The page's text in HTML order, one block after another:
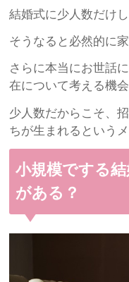
結婚式に少人数だけ
そうなると必然的に
さらに本当にお世話
在について考える機
少人数だからこそ、
ちが生まれるという
小規模でする結婚式はどんなメリット
がある？